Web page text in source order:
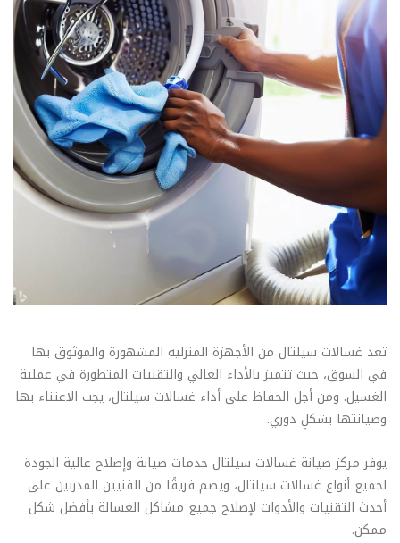
تعد غسالات سيلتال من الأجهزة المنزلية المشهورة والموثوق بها
في السوق، حيث تتميز بالأداء العالي والتقنيات المتطورة في عملية
الغسيل. ومن أجل الحفاظ على أداء غسالات سيلتال، يجب الاعتناء بها
وصيانتها بشكلٍ دوري.
يوفر مركز صيانة غسالات سيلتال خدمات صيانة وإصلاح عالية الجودة
لجميع أنواع غسالات سيلتال، ويضم فريقًا من الفنيين المدربين على
أحدث التقنيات والأدوات لإصلاح جميع مشاكل الغسالة بأفضل شكل
ممكن.